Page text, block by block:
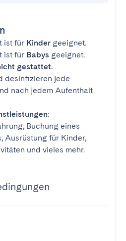
ist für Kinder geeignet.
ist für Babys geeignet.
gestattet.
desinfizieren jede
nach jedem Aufenthalt
:
Buchung eines
Ausrüstung für Kinder,
und vieles mehr.